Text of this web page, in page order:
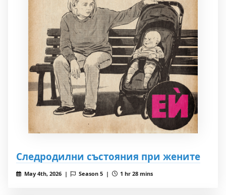
Следродилни състояния при жените
May 4th, 2026 | Season 5 | 1 hr 28 mins